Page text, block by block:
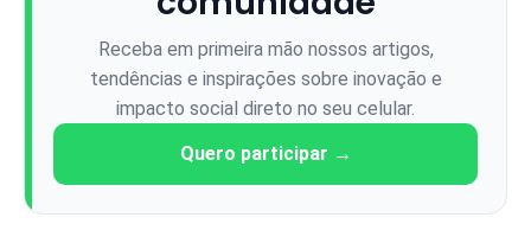
Receba em primeira mão nossos artigos,
tendências e inspirações sobre inovação e
impacto social direto no seu celular.
Quero participar →